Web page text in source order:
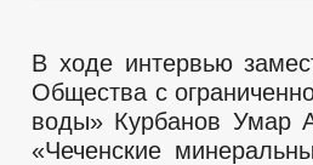
В ходе интервью
Общества с
воды» Курбанов Умар
«Чеченские